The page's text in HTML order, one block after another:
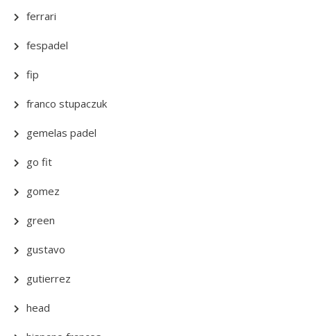
ferrari
fespadel
fip
franco stupaczuk
gemelas padel
go fit
gomez
green
gustavo
gutierrez
head